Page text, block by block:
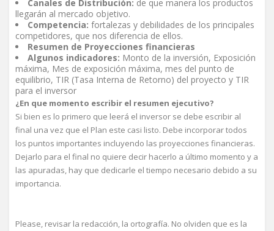
Canales de Distribución: de que manera los productos
llegarán al mercado objetivo.
Competencia: fortalezas y debilidades de los principales
competidores, que nos diferencia de ellos.
Resumen de Proyecciones financieras
Algunos indicadores: Monto de la inversión, Exposición
máxima, Mes de exposición máxima, mes del punto de
equilibrio, TIR (Tasa Interna de Retorno) del proyecto y TIR
para el inversor
¿En que momento escribir el resumen ejecutivo?
Si bien es lo primero que leerá el inversor se debe escribir al
final una vez que el Plan este casi listo. Debe incorporar todos
los puntos importantes incluyendo las proyecciones financieras.
Dejarlo para el final no quiere decir hacerlo a último momento y a
las apuradas, hay que dedicarle el tiempo necesario debido a su
importancia.
Please, revisar la redacción, la ortografía. No olviden que es la